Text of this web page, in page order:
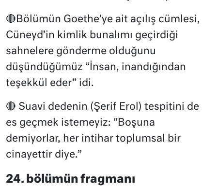
🔴Bölümün Goethe’ye ait açılış cümlesi,
Cüneyd’in kimlik bunalımı geçirdiği
sahnelere gönderme olduğunu
düşündüğümüz “İnsan, inandığından
teşekkül eder” idi.
🔴 Suavi dedenin (Şerif Erol) tespitini de
es geçmek istemeyiz: “Boşuna
demiyorlar, her intihar toplumsal bir
cinayettir diye.”
24. bölümün fragmanı